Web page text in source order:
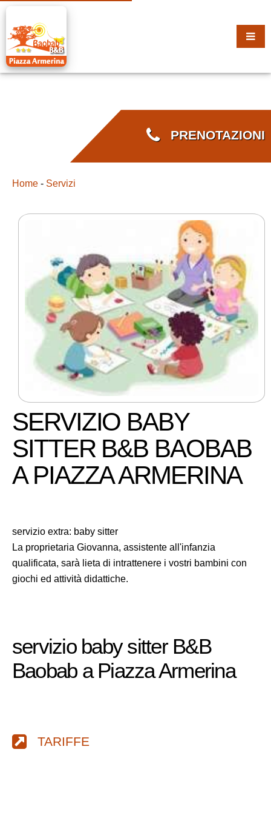
PRENOTAZIONI
Home - Servizi
SERVIZIO BABY
SITTER B&B BAOBAB
A PIAZZA ARMERINA
servizio extra: baby sitter
La proprietaria Giovanna, assistente all'infanzia
qualificata, sarà lieta di intrattenere i vostri bambini con
giochi ed attività didattiche.
servizio baby sitter B&B
Baobab a Piazza Armerina
TARIFFE